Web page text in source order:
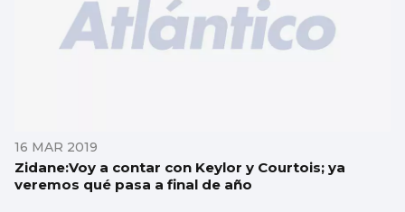
16 MAR 2019
Zidane:Voy a contar con Keylor y Courtois; ya
veremos qué pasa a final de año